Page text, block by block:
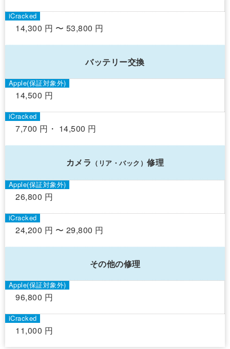
14,300 円 〜 53,800 円
バッテリー交換
14,500 円
7,700 円・ 14,500 円
カメラ （リア・バック）修理
26,800 円
24,200 円 〜 29,800 円
その他の修理
96,800 円
11,000 円